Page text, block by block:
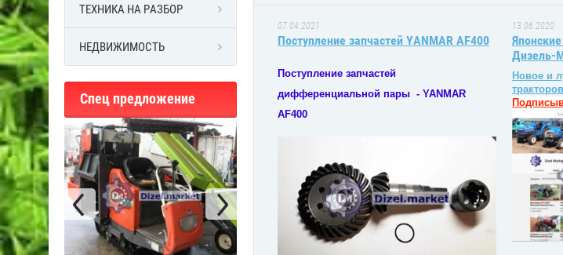
ТЕХНИКА НА РАЗБОР
НЕДВИЖИМОСТЬ
Спец предложение
07.04.2021
Поступление запчастей YANMAR AF400
Поступление запчастей
дифференциальной пары - YANMAR
AF400
13.06.2020
Дизель-
Новое и